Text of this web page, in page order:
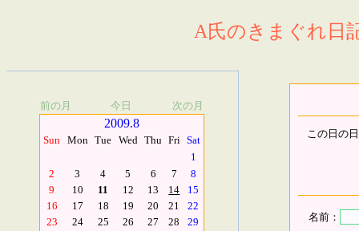
A氏のきまぐれ日
前の月 今日 次の月
2009.8
Sun Mon Tue Wed Thu Fri Sat
1
2
3 4 5 6 7
8
9
10 11 12 13 14
15
16
17 18 19 20 21
22
23
24 25 26 27 28
29
この日の
名前：